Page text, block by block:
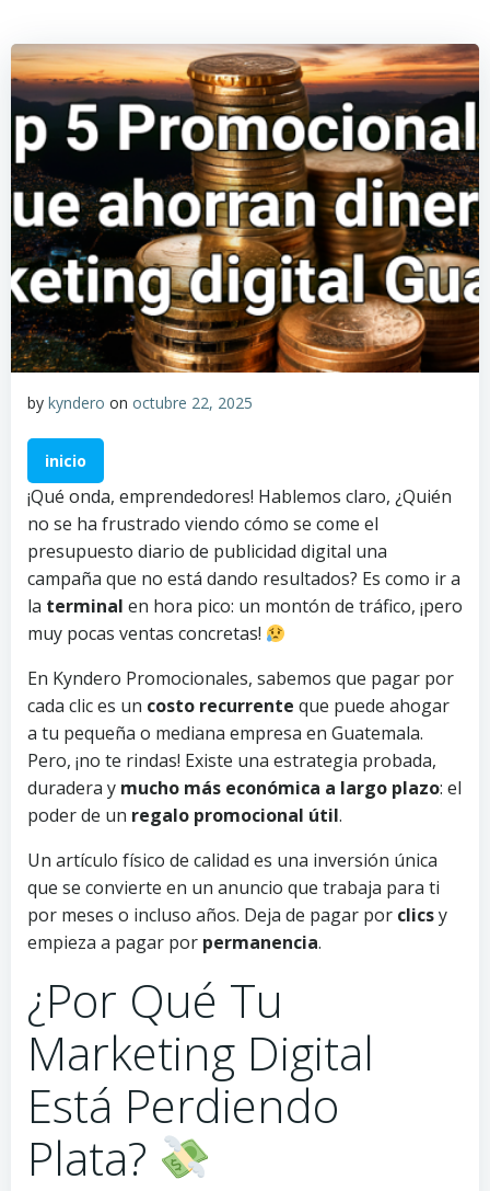
al
contenido
by kyndero on octubre 22, 2025
inicio
¡Qué onda, emprendedores! Hablemos claro, ¿Quién
no se ha frustrado viendo cómo se come el
presupuesto diario de publicidad digital una
campaña que no está dando resultados? Es como ir a
la terminal en hora pico: un montón de tráfico, ¡pero
muy pocas ventas concretas!
En Kyndero Promocionales, sabemos que pagar por
cada clic es un costo recurrente que puede ahogar
a tu pequeña o mediana empresa en Guatemala.
Pero, ¡no te rindas! Existe una estrategia probada,
duradera y mucho más económica a largo plazo: el
poder de un regalo promocional útil.
Un artículo físico de calidad es una inversión única
que se convierte en un anuncio que trabaja para ti
por meses o incluso años. Deja de pagar por clicsy
empieza a pagar por permanencia.
¿Por Qué Tu
Marketing Digital
Está Perdiendo
Plata?